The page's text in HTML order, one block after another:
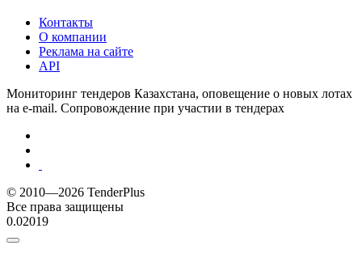
Контакты
О компании
Реклама на сайте
API
Мониторинг тендеров Казахстана, оповещение о новых лотах
на e-mail. Сопровождение при участии в тендерах
© 2010—2026 TenderPlus
Все права защищены
0.02019